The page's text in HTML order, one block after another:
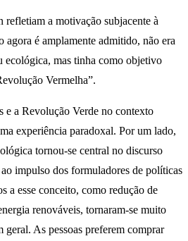
a motivação subjacente à
agora é amplamente admitido, não era
ecológica, mas tinha como objetivo
Vermelha”.
e a Revolução Verde no contexto
experiência paradoxal. Por um lado,
tornou-se central no discurso
impulso dos formuladores de políticas
a esse conceito, como redução de
renováveis, tornaram-se muito
As pessoas preferem comprar